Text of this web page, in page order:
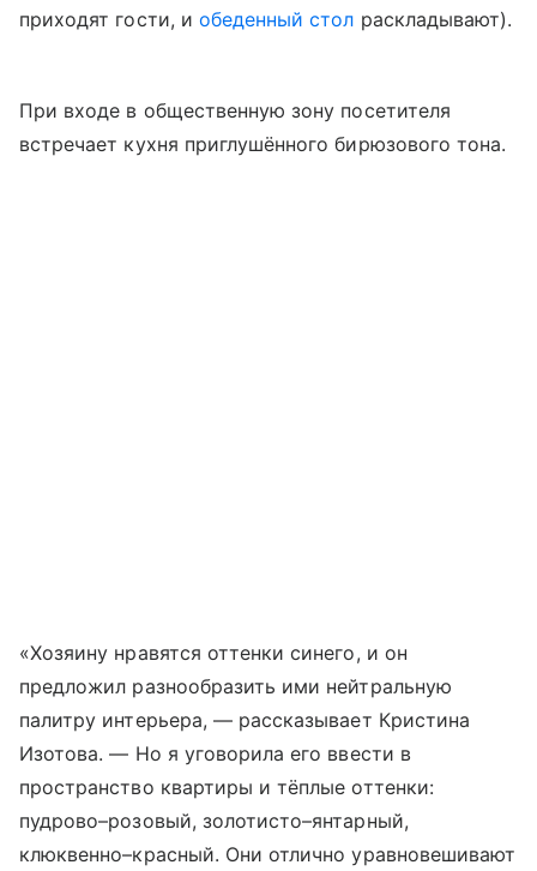
приходят гости, и обеденный стол раскладывают).
При входе в общественную зону посетителя
встречает кухня приглушённого бирюзового тона.
«Хозяину нравятся оттенки синего, и он
предложил разнообразить ими нейтральную
палитру интерьера, — рассказывает Кристина
Изотова. — Но я уговорила его ввести в
пространство квартиры и тёплые оттенки:
пудрово–розовый, золотисто–янтарный,
клюквенно–красный. Они отлично уравновешивают